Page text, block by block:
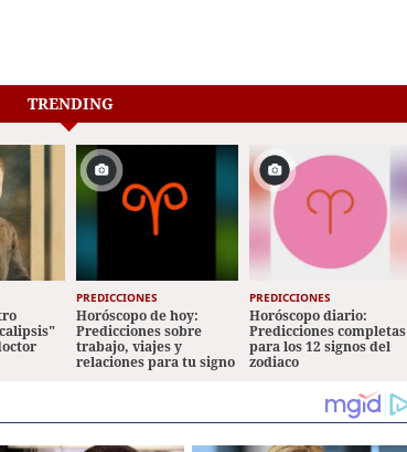
TRENDING
PREDICCIONES
Horóscopo de hoy:
Predicciones sobre
trabajo, viajes y
relaciones para tu signo
PREDICCIONES
Horóscopo diario:
Predicciones completas
para los 12 signos del
zodiaco